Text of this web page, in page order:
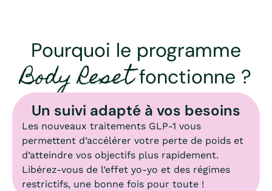
Pourquoi le programme
Body Resetfonctionne ?
Un suivi adapté à vos besoins
Les nouveaux traitements GLP‑1 vous
permettent d’accélérer votre perte de poids et
d’atteindre vos objectifs plus rapidement.
Libérez-vous de l’effet yo‑yo et des régimes
restrictifs, une bonne fois pour toute !